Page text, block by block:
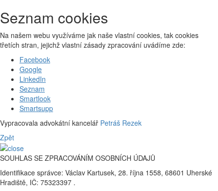
Seznam cookies
Na našem webu využíváme jak naše vlastní cookies, tak cookies
třetích stran, jejichž vlastní zásady zpracování uvádíme zde:
Facebook
Google
LinkedIn
Seznam
Smartlook
Smartsupp
Vypracovala advokátní kancelář Petráš Rezek
Zpět
SOUHLAS SE ZPRACOVÁNÍM OSOBNÍCH ÚDAJŮ
Identifikace správce: Václav Kartusek, 28. října 1558, 68601 Uherské
Hradiště, IČ: 75323397 .